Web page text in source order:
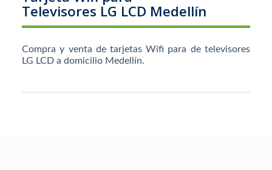
Televisores LG LCD Medellín
Compra y venta de tarjetas Wifi para de televisores
LG LCD a domicilio Medellín.